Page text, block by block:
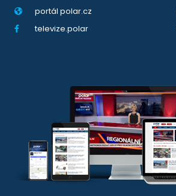
portál polar.cz
televize.polar